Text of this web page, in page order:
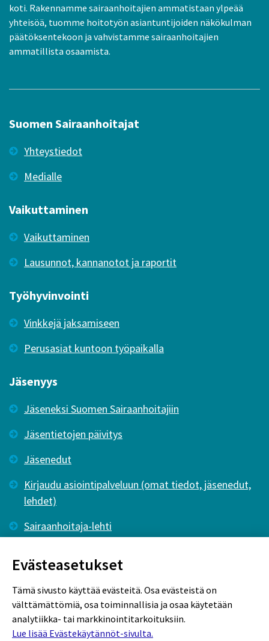
koti. Rakennamme sairaanhoitajien ammatistaan ylpeää
yhteisöä, tuomme hoitotyön asiantuntijoiden näkökulman
päätöksentekoon ja vahvistamme sairaanhoitajien
ammatillista osaamista.
Suomen Sairaanhoitajat
Yhteystiedot
Medialle
Vaikuttaminen
Vaikuttaminen
Lausunnot, kannanotot ja raportit
Työhyvinvointi
Vinkkejä jaksamiseen
Perusasiat kuntoon työpaikalla
Jäsenyys
Jäseneksi Suomen Sairaanhoitajiin
Jäsentietojen päivitys
Jäsenedut
Kirjaudu asiointipalveluun (omat tiedot, jäsenedut,
lehdet)
Sairaanhoitaja-lehti
Evästeasetukset
Tämä sivusto käyttää evästeitä. Osa evästeistä on
välttämättömiä, osa toiminnallisia ja osaa käytetään
analytiikka- tai markkinointitarkoituksiin.
Lue lisää Evästekäytännöt-sivulta.